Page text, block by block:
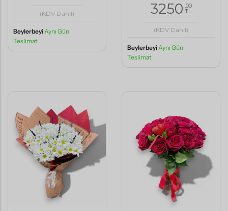
(KDV Dahil)
BeylerbeyiAynı Gün
Teslimat
3250 ,00
TL
(KDV Dahil)
Beylerbeyi Aynı Gün
Teslimat